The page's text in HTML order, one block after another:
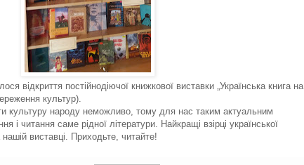
відкриття постійнодіючої книжкової виставки „Українська книга на
культур).
культуру народу неможливо, тому для нас таким актуальним
і читання саме рідної літератури. Найкращі взірці української
виставці. Приходьте, читайте!